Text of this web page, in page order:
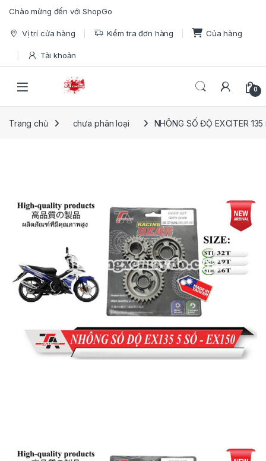
Skip to navigation
Skip to content
Chào mừng đến với ShopGo
Vị trí cửa hàng Kiểm tra đơn hàng Của hàng
Tài khoản
Open 0
Trang chủ chưa phân loại NHÔNG SỐ ĐỘ EXCITER 135